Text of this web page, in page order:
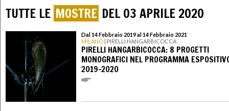
TUTTE LE MOSTRE DEL 03 APRILE 2020
Dal 14 Febbraio 2019 al 14 Febbraio 2021
MILANO | PIRELLI HANGARBICOCCA
PIRELLI HANGARBICOCCA: 8 PROGETTI
MONOGRAFICI NEL PROGRAMMA
2019-2020